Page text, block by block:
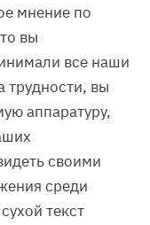
мнение по
вы
все наши
трудности, вы
аппаратуру,
своими
среди
текст